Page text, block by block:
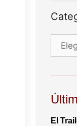
El